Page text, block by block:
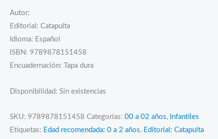
Autor:
Editorial: Catapulta
Idioma: Español
ISBN: 9789878151458
Encuadernación: Tapa dura
Disponibilidad: Sin existencias
SKU: 9789878151458 Categorías: 00 a 02 años, Infantiles
Etiquetas: Edad recomendada: 0 a 2 años, Editorial: Catapulta